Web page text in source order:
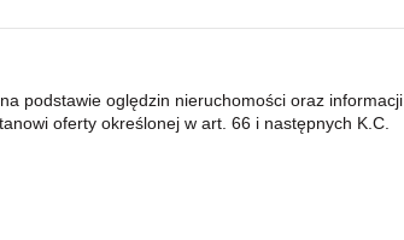
podstawie oględzin nieruchomości oraz informacji
oferty określonej w art. 66 i następnych K.C.